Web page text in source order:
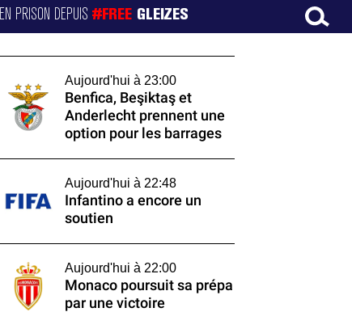
EN PRISON DEPUIS#FREE GLEIZES
Aujourd'hui à 23:00
Benfica, Beşiktaş et
Anderlecht prennent une
option pour les barrages
Aujourd'hui à 22:48
Infantino a encore un
soutien
Aujourd'hui à 22:00
Monaco poursuit sa prépa
par une victoire